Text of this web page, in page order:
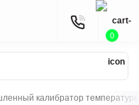
0
калибратор